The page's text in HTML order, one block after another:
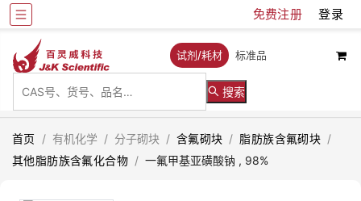
免费注册 登录
试剂/耗材 标准品
搜索
首页 / 有机化学 / 分子砌块 / 含氟砌块 / 脂肪族含氟砌块 /
其他脂肪族含氟化合物 / 一氟甲基亚磺酸钠 , 98%